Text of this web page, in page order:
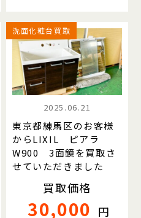
洗面化粧台買取
2025.06.21
東京都練馬区のお客様
からLIXIL ピアラ
W900 3面鏡を買取さ
せていただきました
買取価格
30,000 円